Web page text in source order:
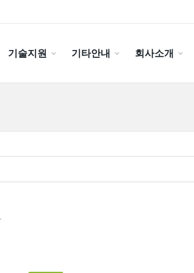
기술지원 기타안내 회사소개